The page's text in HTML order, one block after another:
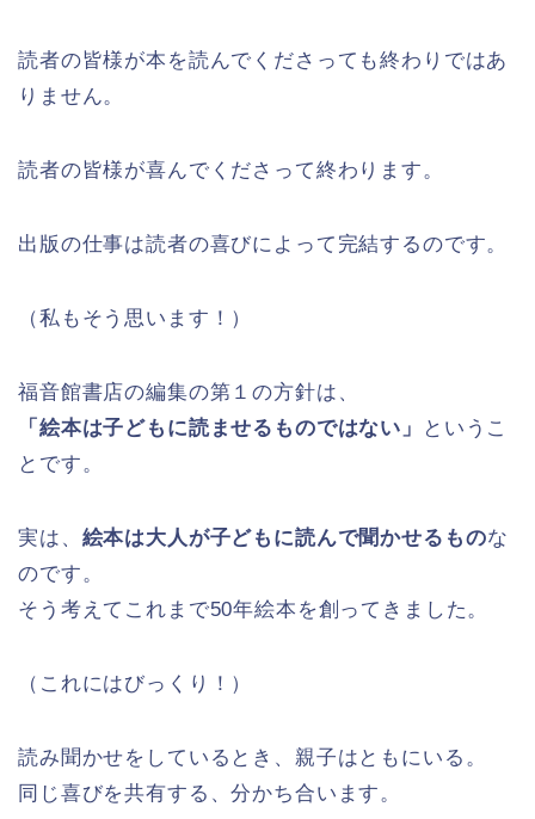
読者の皆様が本を読んでくださっても終わりではあ
りません。
読者の皆様が喜んでくださって終わります。
出版の仕事は読者の喜びによって完結するのです。
（私もそう思います！）
福音館書店の編集の第１の方針は、
「絵本は子どもに読ませるものではない」
というこ
とです。
実は、 絵本は大人が子どもに読んで聞かせるものな
のです。
そう考えてこれまで50年絵本を創ってきました。
（これにはびっくり！）
読み聞かせをしているとき、親子はともにいる。
同じ喜びを共有する、分かち合います。